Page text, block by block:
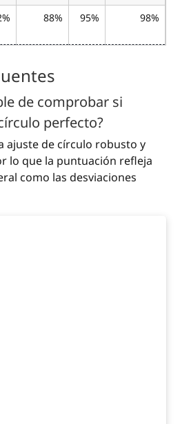
88% 95% 98%
de comprobar si
perfecto?
ajuste de círculo robusto y
lo que la puntuación refleja
como las desviaciones